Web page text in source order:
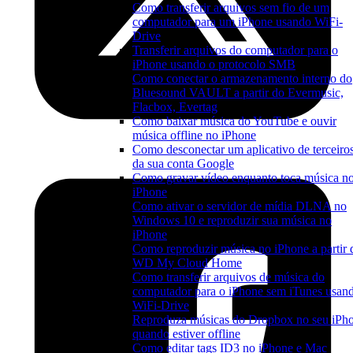
Como transferir arquivos sem fio de um
computador para um iPhone usando WiFi-
Drive
Transferir arquivos do computador para o
iPhone usando o protocolo SMB
Como conectar o armazenamento interno do
Bluesound VAULT a partir do Evermusic,
Flacbox, Evertag
Como baixar música do YouTube e ouvir
música offline no iPhone
Como desconectar um aplicativo de
da sua conta Google
Como gravar vídeo enquanto toca música
iPhone
Como ativar o servidor de mídia DLNA no
Windows 10 e reproduzir sua música no
iPhone
Como reproduzir música no iPhone a partir
WD My Cloud Home
Como transferir arquivos de música do
computador para o iPhone sem iTunes
WiFi-Drive
Reproduza músicas do Dropbox no seu
quando estiver offline
Como editar tags ID3 no iPhone e Mac